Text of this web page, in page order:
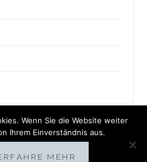
Wenn Sie die Website weiter
Ihrem Einverständnis aus.
MEHR